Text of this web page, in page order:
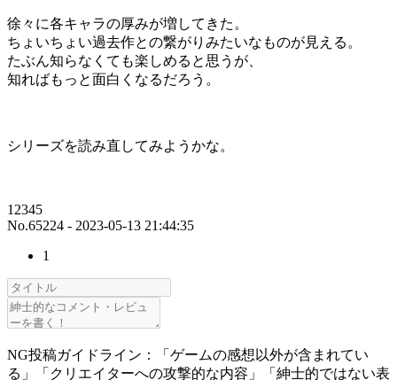
徐々に各キャラの厚みが増してきた。
ちょいちょい過去作との繋がりみたいなものが見える。
たぶん知らなくても楽しめると思うが、
知ればもっと面白くなるだろう。
シリーズを読み直してみようかな。
12345
No.65224 - 2023-05-13 21:44:35
1
NG投稿ガイドライン：「ゲームの感想以外が含まれてい
る」「クリエイターへの攻撃的な内容」「紳士的ではない表